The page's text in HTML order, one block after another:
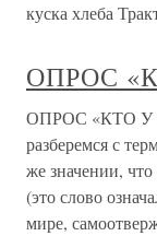
куска хлеба
ОПРОС
ОПРОС «КТО У
разберемся с
же значении,
(это слово
мире,